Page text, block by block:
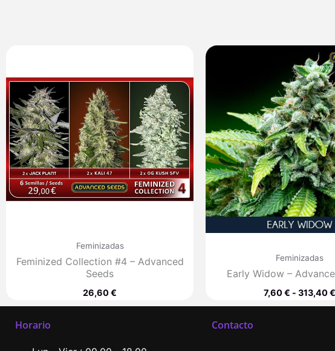
Feminizadas
Feminized Collection #4 – Advanced
Seeds
26,60€
Feminizadas
Early Widow –
7,60€ - 313,40€
Horario Contacto